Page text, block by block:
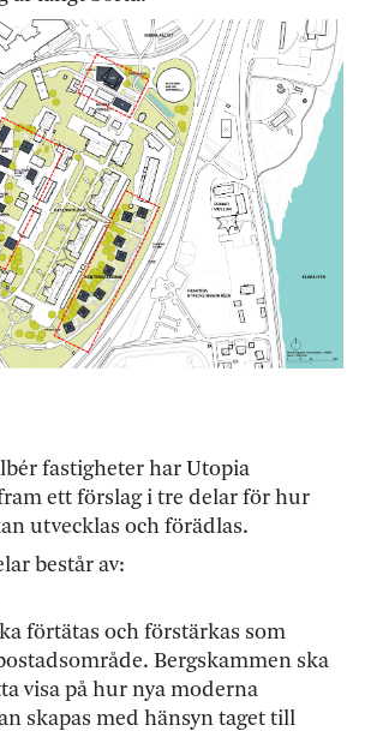
fastigheter har Utopia
ett förslag i tre delar för hur
utvecklas och förädlas.
består av:
förtätas och förstärkas som
Bergskammen ska
visa på hur nya moderna
skapas med hänsyn taget till